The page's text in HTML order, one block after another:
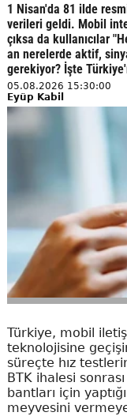
1 Nisan'da 81 ilde
verileri geldi. Mobil
çıksa da kullanıcılar
an nerelerde aktif,
gerekiyor? İşte
05.08.2026 15:30:00
Eyüp Kabil
Türkiye, mobil
teknolojisine
süreçte hız
BTK ihalesi
bantları için
meyvesini